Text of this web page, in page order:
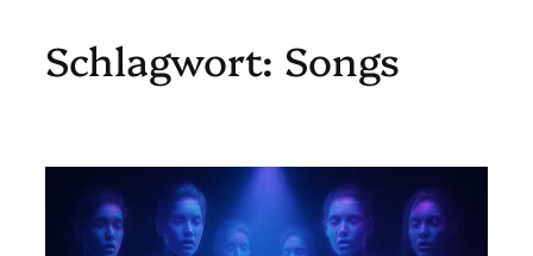
Zum
InhaltSchlagwort: Songs